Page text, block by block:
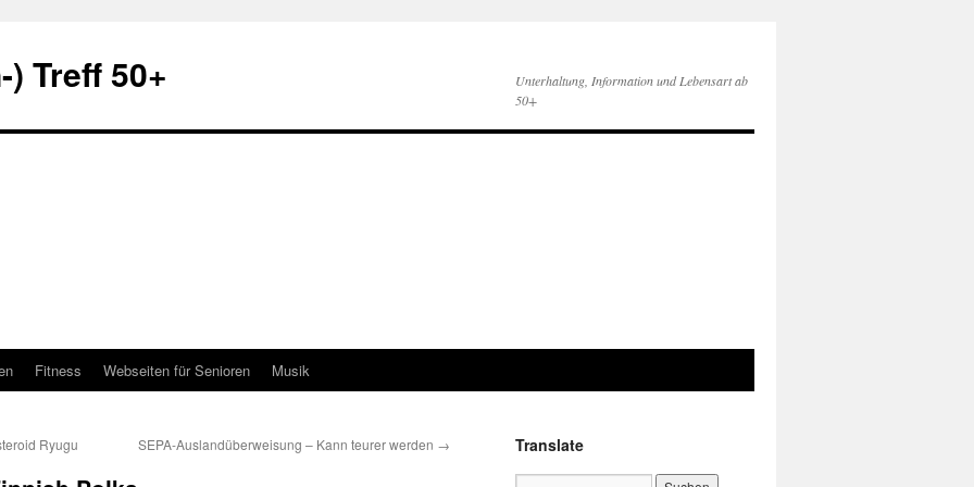
Treff 50+
Unterhaltung, Information und Lebensart ab
50+
Fitness Webseiten für Senioren Musik
Ryugu SEPA-Auslandüberweisung – Kann teurer werden → Translate